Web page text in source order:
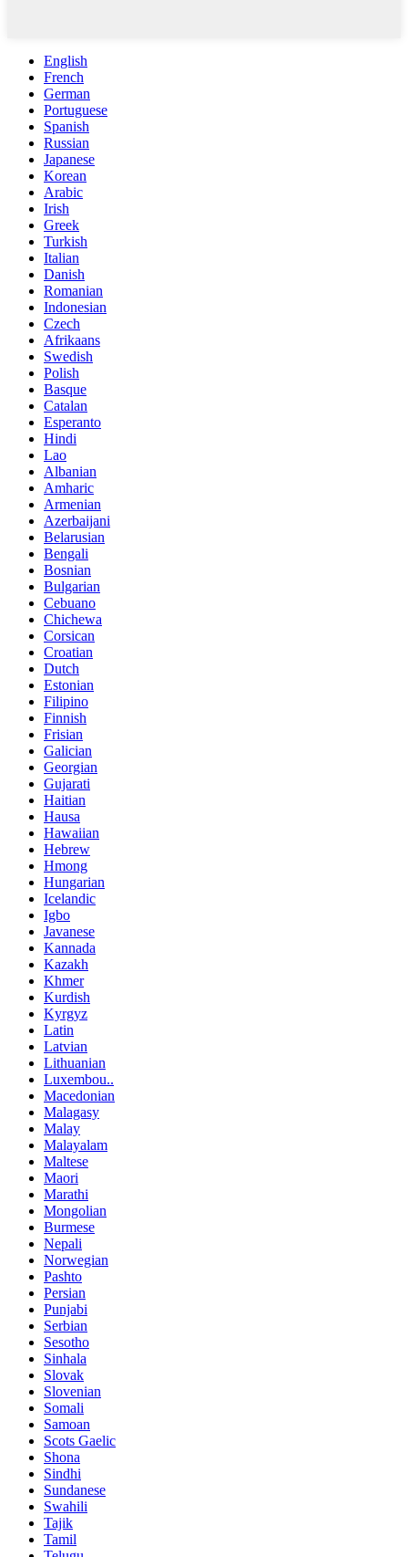
English
French
German
Portuguese
Spanish
Russian
Japanese
Korean
Arabic
Irish
Greek
Turkish
Italian
Danish
Romanian
Indonesian
Czech
Afrikaans
Swedish
Polish
Basque
Catalan
Esperanto
Hindi
Lao
Albanian
Amharic
Armenian
Azerbaijani
Belarusian
Bengali
Bosnian
Bulgarian
Cebuano
Chichewa
Corsican
Croatian
Dutch
Estonian
Filipino
Finnish
Frisian
Galician
Georgian
Gujarati
Haitian
Hausa
Hawaiian
Hebrew
Hmong
Hungarian
Icelandic
Igbo
Javanese
Kannada
Kazakh
Khmer
Kurdish
Kyrgyz
Latin
Latvian
Lithuanian
Luxembou..
Macedonian
Malagasy
Malay
Malayalam
Maltese
Maori
Marathi
Mongolian
Burmese
Nepali
Norwegian
Pashto
Persian
Punjabi
Serbian
Sesotho
Sinhala
Slovak
Slovenian
Somali
Samoan
Scots Gaelic
Shona
Sindhi
Sundanese
Swahili
Tajik
Tamil